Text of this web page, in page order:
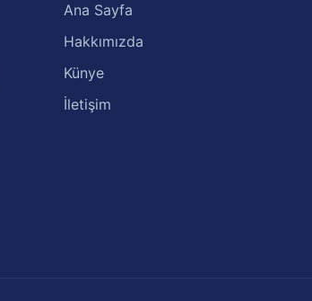
Ana Sayfa
Hakkımızda
Künye
İletişim